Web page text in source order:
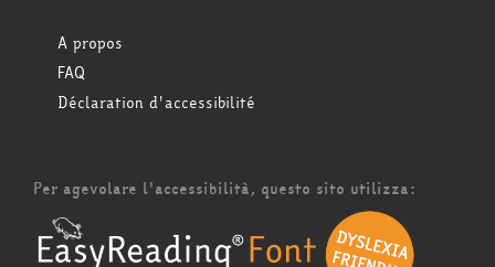
A propos
FAQ
Déclaration d'accessibilité
Per agevolare l'accessibilità, questo sito utilizza: